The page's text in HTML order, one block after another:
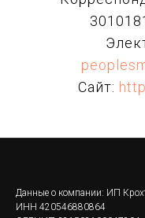
Сайт:
Данные о компании: ИП
ИНН 420546880864